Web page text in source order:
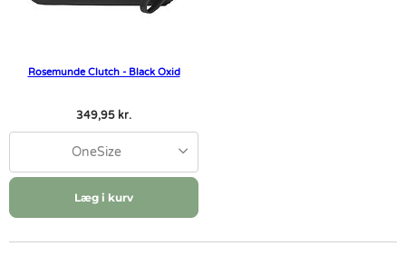
Rosemunde Clutch - Black Oxid
349,95 kr.
OneSize
Læg i kurv